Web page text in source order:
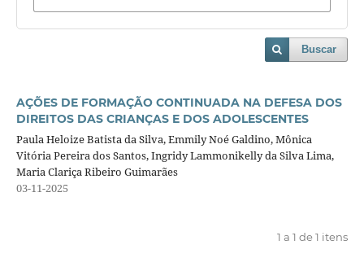
Buscar
AÇÕES DE FORMAÇÃO CONTINUADA NA DEFESA DOS
DIREITOS DAS CRIANÇAS E DOS ADOLESCENTES
Paula Heloize Batista da Silva, Emmily Noé Galdino, Mônica
Vitória Pereira dos Santos, Ingridy Lammonikelly da Silva Lima,
Maria Clariça Ribeiro Guimarães
03-11-2025
1 a 1 de 1 itens